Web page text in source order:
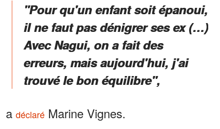
"Pour qu'un enfant soit épanoui,
il ne faut pas dénigrer ses ex (…)
Avec Nagui, on a fait des
erreurs, mais aujourd'hui, j'ai
trouvé le bon équilibre",
a déclaré Marine Vignes.